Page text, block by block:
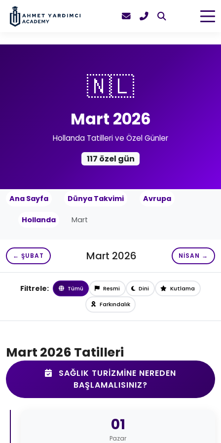
🇳🇱
Mart 2026
Hollanda Tatilleri ve Özel Günler
117 özel gün
Ana Sayfa Dünya Takvimi Avrupa
Hollanda Mart
← ŞUBAT Mart 2026 NISAN →
Filtrele: Tümü Resmi Dini Kutlama
Farkındalık
Mart 2026 Tatilleri
SAĞLIK TURIZMINE NEREDEN
BAŞLAMALISINIZ?
01
Pazar